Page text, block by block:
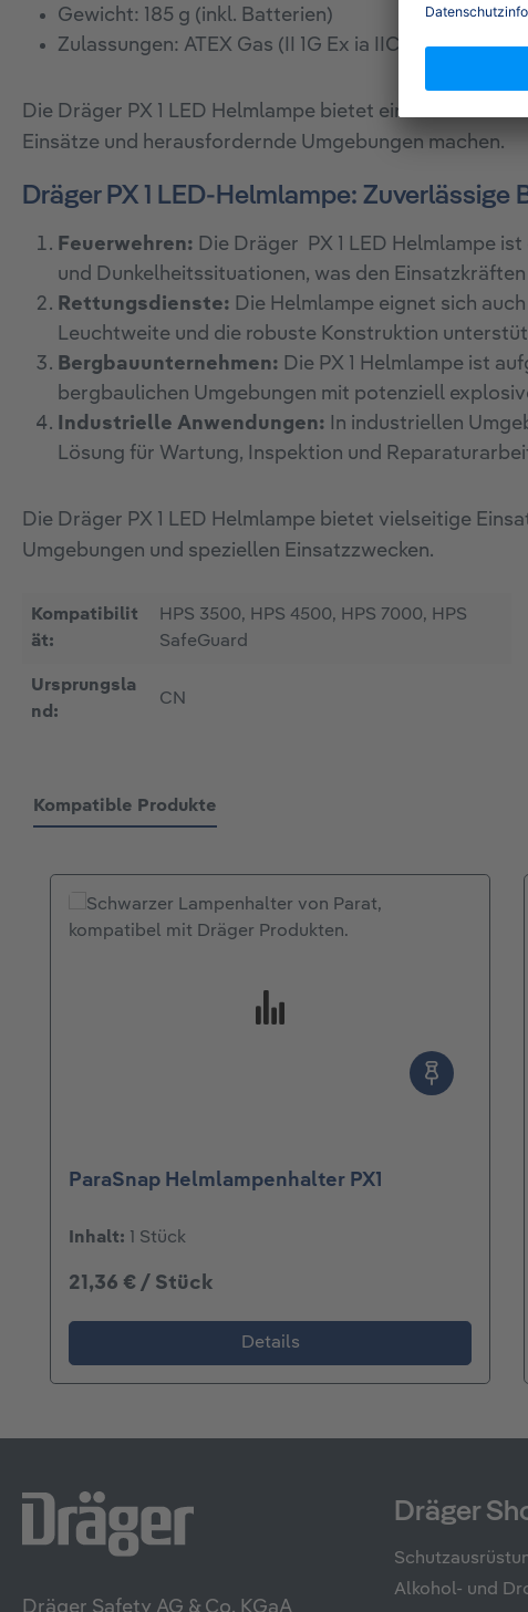
Gewicht: 185 g (inkl. Batterien)
Zulassungen: ATEX Gas (II 1G Ex ia IIC T4 Ga) und
Die Dräger PX 1 LED Helmlampe bietet eine Vielzahl
Einsätze und herausfordernde Umgebungen machen.
Dräger PX 1 LED-Helmlampe:
Feuerwehren: Die Dräger PX 1 LED Helmlampe
und Dunkelheitssituationen, was den
Rettungsdienste: Die Helmlampe eignet sich
Leuchtweite und die robuste Konstruktion
Bergbauunternehmen: Die PX 1 Helmlampe ist
bergbaulichen Umgebungen mit potenziell
Industrielle Anwendungen: In industriellen
Lösung für Wartung, Inspektion und
Die Dräger PX 1 LED Helmlampe bietet vielseitige
Umgebungen und speziellen Einsatzzwecken.
Kompatibilit
ät:
HPS 3500, HPS 4500, HPS 7000, HPS
SafeGuard
Ursprungsla
nd:
CN
Kompatible Produkte
ParaSnap Helmlampenhalter PX1
Inhalt: 1 Stück
21,36 € / Stück
Details
Dräger Safety AG & Co. KGaA
Dräger
Alkohol- und